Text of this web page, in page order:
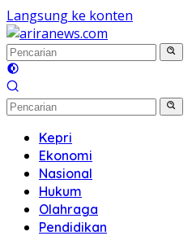
Langsung ke konten
Kepri
Ekonomi
Nasional
Hukum
Olahraga
Pendidikan